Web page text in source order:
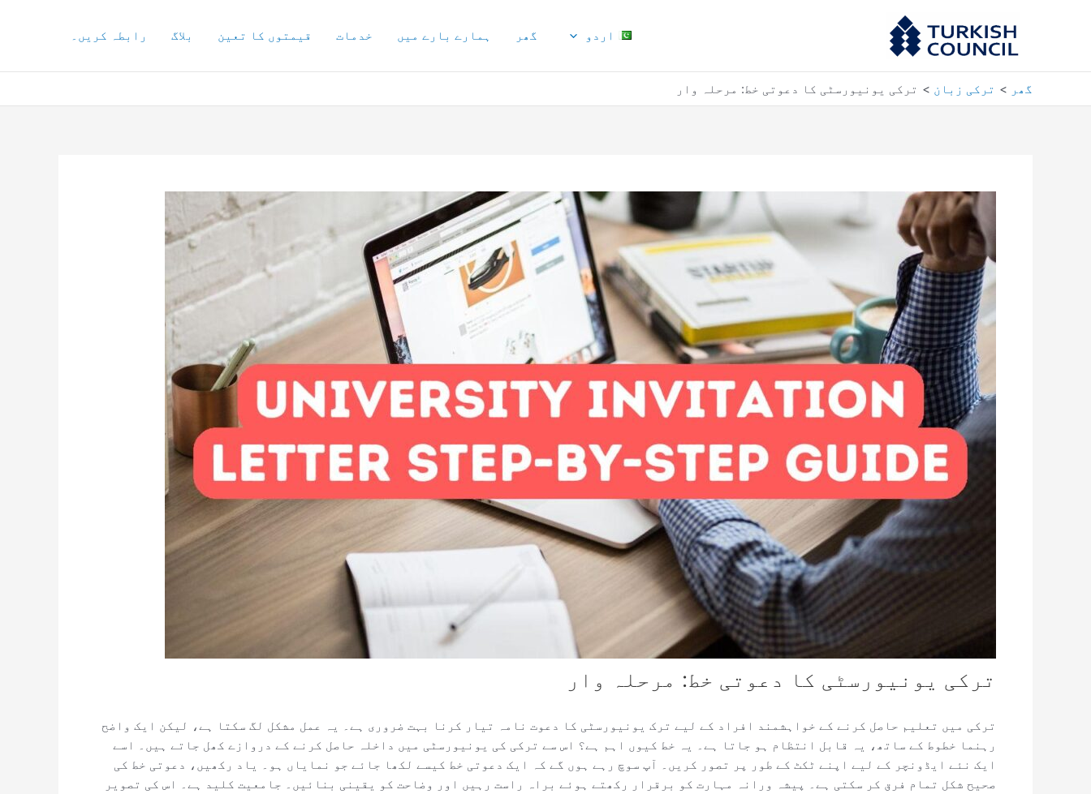
اردو گھر ہمارے بارے میں خدمات قیمتوں کا تعین بلاگ رابطہ کریں۔
گھر ترکی زبان ترکی یونیورسٹی کا دعوتی خط: مرحلہ وار
ترکی یونیورسٹی کا دعوتی خط: مرحلہ وار
ترکی میں تعلیم حاصل کرنے کے خواہشمند افراد کے لیے ترک یونیورسٹی کا دعوت نامہ تیار کرنا بہت ضروری ہے۔ یہ عمل مشکل لگ سکتا ہے، لیکن ایک واضح
رہنما خطوط کے ساتھ، یہ قابل انتظام ہو جاتا ہے۔ یہ خط کیوں اہم ہے؟ اس سے ترکی کی یونیورسٹی میں داخلہ حاصل کرنے کے دروازے کھل جاتے ہیں۔ اسے
ایک نئے ایڈونچر کے لیے اپنے ٹکٹ کے طور پر تصور کریں۔ آپ سوچ رہے ہوں گے کہ ایک دعوتی خط کیسے لکھا جائے جو نمایاں ہو۔ یاد رکھیں، دعوتی خط کی
صحیح شکل تمام فرق کر سکتی ہے۔ پیشہ ورانہ مہارت کو برقرار رکھتے ہوئے براہ راست رہیں اور وضاحت کو یقینی بنائیں۔ جامعیت کلید ہے۔ اس کی تصویر